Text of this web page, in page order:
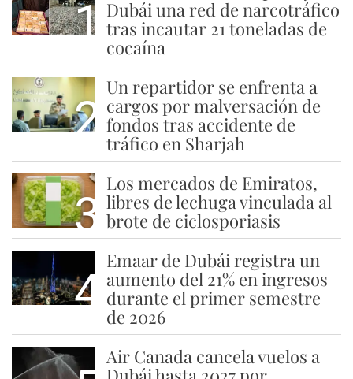
1 Dubái una red de narcotráfico
tras incautar 21 toneladas de
cocaína
2
Un repartidor se enfrenta a
cargos por malversación de
fondos tras accidente de
tráfico en Sharjah
3
Los mercados de Emiratos,
libres de lechuga vinculada al
brote de ciclosporiasis
4
Emaar de Dubái registra un
aumento del 21% en ingresos
durante el primer semestre
de 2026
Air Canada cancela vuelos a